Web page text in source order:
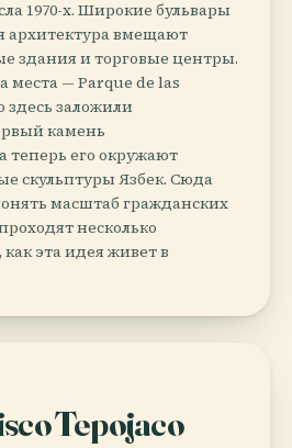
1970-х. Широкие бульвары
архитектура вмещают
здания и торговые центры.
места — Parque de las
заложили
камень
теперь его окружают
скульптуры Язбек. Сюда
масштаб гражданских
несколько
эта идея живет в
Tepojaco